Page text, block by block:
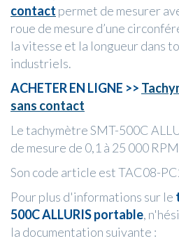
contact permet de mesurer
roue de mesure d’une
la vitesse et la longueur dans
industriels.
ACHETER EN LIGNE >>
sans contact
Le tachymètre SMT-500C
de mesure de 0,1 à 25 000
Son code article est TAC08-
Pour plus d'informations sur le
500C ALLURIS portable,
la documentation suivante :